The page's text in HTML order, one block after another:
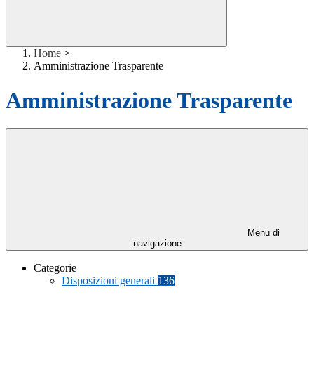
Home >
Amministrazione Trasparente
Amministrazione Trasparente
Menu di
navigazione
Categorie
Disposizioni generali 136